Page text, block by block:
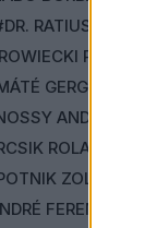
RATIUS
PÉTER
GERGŐ
ANDRÁS
ROLAND
ZOLTÁN
FERENC